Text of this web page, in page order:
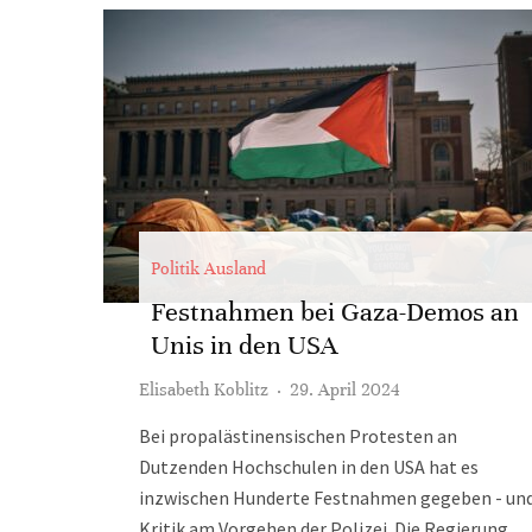
Politik Ausland
Festnahmen bei Gaza-Demos an
Unis in den USA
Elisabeth Koblitz · 29. April 2024
Bei propalästinensischen Protesten an
Dutzenden Hochschulen in den USA hat es
inzwischen Hunderte Festnahmen gegeben -